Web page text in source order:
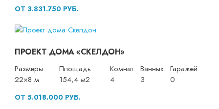
ОТ 3.831.750 РУБ.
ПРОЕКТ ДОМА «СКЕЛДОН»
Размеры:
22×8 м
Площадь:
154,4 м2
Комнат:
4
Ванных:
3
Гаражей:
0
ОТ 5.018.000 РУБ.